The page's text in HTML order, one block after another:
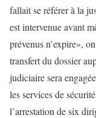
fallait se référer à la
est intervenue avant
prévenus n’expire»,
transfert du dossier
judiciaire sera
les services de
l’arrestation de six